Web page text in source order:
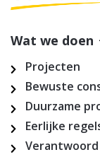
Wat we doen
Projecten
Bewuste
Duurzame
Eerlijke